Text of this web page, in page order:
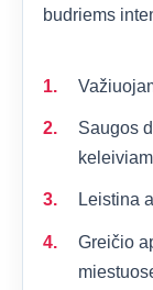
budriems
Saugos
Leistina
Greičio